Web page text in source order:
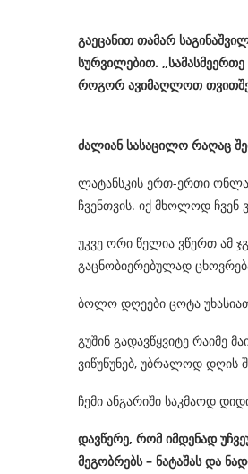
გაეცანით თამარ
სურვილებით.
როგორ ავიმაღლოთ
ძალიან სასაცილო რაღაც
ლატანსკის ერთ-ერთი
ჩვენთვის. იქ მხოლოდ ჩვენ
უკვე ორი წელია ვწერთ ამ
გაცნობიერებულად
ბოლო დღეები ცოტა
გუშინ გადავწყვიტე რაიმე
ვიწუწუნებ, უბრალოდ დღის
ჩემი ანგარიში საკმაოდ
დავწერე, რომ იმდენად
მეგობრებს– ნატაშას და